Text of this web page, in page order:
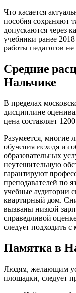
Что касается
пособия сохраняют
допускаются через
учебники ранее 2018
работы педагогов не
Средние
Нальчике
В пределах
дисциплине
цена составляет
Разумеется, многие
обучения исходя из
образовательных
неутешительную
гарантируют
преподавателей по
учебные аудитории
квартирный дом.
вызваны низкой
справедливой
следует подходить
Памятка в
Людям, желающим
площадки, следует